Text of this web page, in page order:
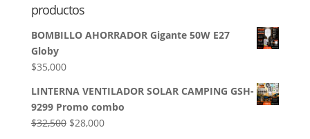
productos
BOMBILLO AHORRADOR Gigante 50W E27
Globy
$35,000
LINTERNA VENTILADOR SOLAR CAMPING GSH-
9299 Promo combo
$32,500 El
$28,000El